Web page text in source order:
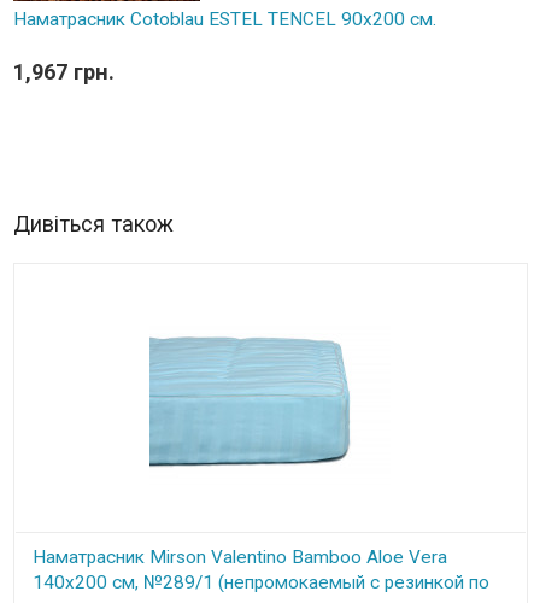
Наматрасник Cotoblau ESTEL TENCEL 90х200 см.
1,967 грн.
Дивіться також
Наматрасник Mirson Valentino Bamboo Aloe Vera
140x200 см, №289/1 (непромокаемый с резинкой по